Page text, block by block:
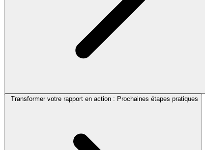
Transformer votre rapport en action : Prochaines étapes pratiques